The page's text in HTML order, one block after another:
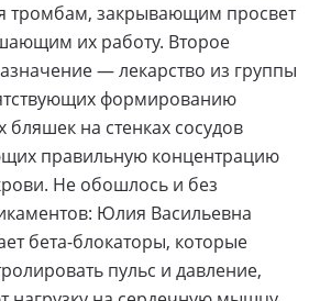
тромбам, закрывающим просвет
их работу. Второе
— лекарство из группы
формированию
бляшек на стенках сосудов
правильную концентрацию
Не обошлось и без
Юлия Васильевна
бета-блокаторы, которые
пульс и давление,